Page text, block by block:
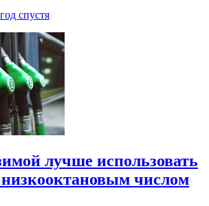
спустя
лучше использовать
низкооктановым числом